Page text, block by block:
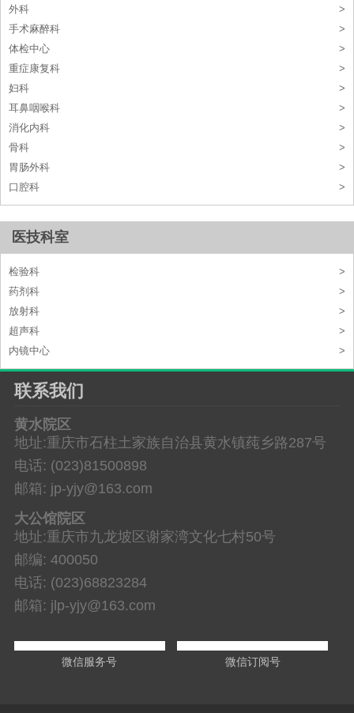
外科
>
手术麻醉科
>
体检中心
>
重症康复科
>
妇科
>
耳鼻咽喉科
>
消化内科
>
骨科
>
胃肠外科
>
口腔科
>
医技科室
检验科
>
药剂科
>
放射科
>
超声科
>
内镜中心
>
联系我们
黄水院区
地址:重庆市石柱土家族自治县黄水镇莼乡路287号
电话: (023)81500898
邮箱: jp-yjy@163.com
大公馆院区
地址:重庆市九龙坡区谢家湾文化七村50号
邮编: 400050
电话: (023)68823284
邮箱: jlp-yjy@163.com
微信服务号 微信订阅号